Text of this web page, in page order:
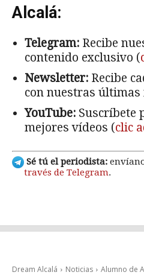
Alcalá:
Telegram: Recibe
contenido exclusivo (
Newsletter: Recibe
con nuestras últimas
YouTube: Suscríbete
mejores vídeos (clic
Sé tú el periodista:
través de Telegram.